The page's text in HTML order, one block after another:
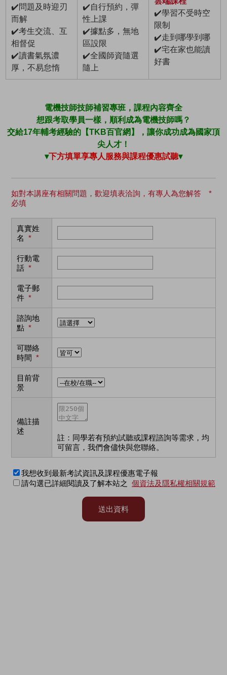
✔️問題及時迎刃
而解
✔️考生交流、互
相督促
✔️讀書氣氛濃
厚，不易怠惰
✔️自行預約，彈
性上課
✔️據點多，無地
區設限
✔️全國師資隨選
隨上
✔️學習不受時空
限制
✔️走到哪學到哪
✔️宅在家也能讀
好書
電機技師技師補習專班，課程內容齊全
想跟考取學員一樣，順利成為電機技師嗎？
交給17年輔考經驗的【TKB百官網】，讓你成功成為國家頂
尖人才！
▾下方填單享專人服務與課程優惠試聽▾
如對本講座有相關問題，歡迎填表洽詢，有專人為您解答 *
必填
真實姓
名 *
行動電
話 *
電子郵
件 *
諮詢地
點 *
可聯絡
時間 *
目前背
景
備註描
述
註：同學若有預約試聽或課程諮詢等需求，均
可留言，我們會儘快與您聯絡。
我想收到最新考試資訊及課程優惠電子報
請勾選已詳細閱讀及了解本站之 個資法及隱私權相關規範
送出資料